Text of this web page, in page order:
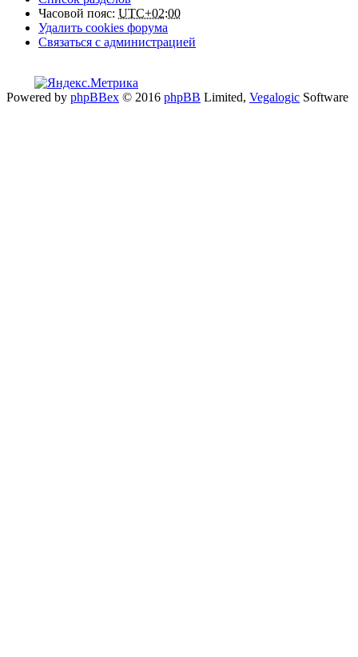
Часовой пояс: UTC+02:00
Удалить cookies форума
Связаться с администрацией
Powered by phpBBex © 2016 phpBB Limited, Vegalogic Software